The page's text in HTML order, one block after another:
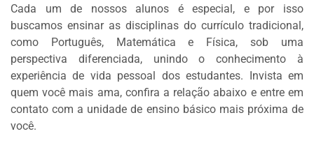
Cada um de nossos alunos é especial, e por isso
buscamos ensinar as disciplinas do currículo tradicional,
como Português, Matemática e Física, sob uma
perspectiva diferenciada, unindo o conhecimento à
experiência de vida pessoal dos estudantes. Invista em
quem você mais ama, confira a relação abaixo e entre em
contato com a unidade de ensino básico mais próxima de
você.